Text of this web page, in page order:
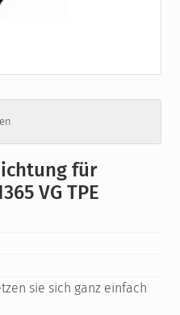
für
VG TPE
sie sich ganz einfach